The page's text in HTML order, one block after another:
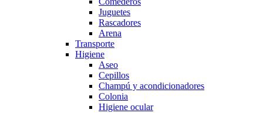
Juguetes
Rascadores
Arena
Transporte
Higiene
Aseo
Cepillos
Champú y acondicionadores
Colonia
Higiene ocular